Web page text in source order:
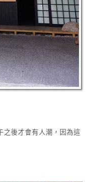
之後才會有人潮，因為這